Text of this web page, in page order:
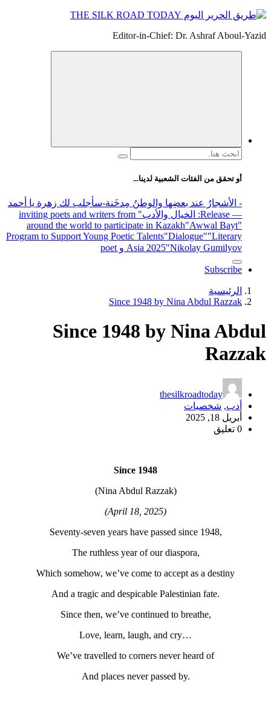
Editor-in-Chief: Dr. Ashraf Aboul-Yazid
البحث
أو تحقق من الفئات الشعبية لدينا...
- الأشجارُ عند بعضِها والوطنُ مِدخَنة-سأجلب لك زهرة يا أحمد
— Release
: الخيال والأدب
" inviting poets and writers from
around the world to participate in Kazakh"Awwal Bayt"
Program to Support Young Poetic Talents"Dialogue""Literary
Asia 2025"Nikolay Gumilyov و poet
Subscribe
الرئيسية
Since 1948 by Nina Abdul Razzak
Since 1948 by Nina Abdul
Razzak
thesilkroadtoday
أدب, شخصيات
أبريل 18, 2025
0 تعليق
Since 1948
(Nina Abdul Razzak)
(April 18, 2025)
Seventy-seven years have passed since 1948,
The ruthless year of our diaspora,
Which somehow, we’ve come to accept as a destiny
And a tragic and despicable Palestinian fate.
Since then, we’ve continued to breathe,
Love, learn, laugh, and cry…
We’ve travelled to corners never heard of
And places never passed by.